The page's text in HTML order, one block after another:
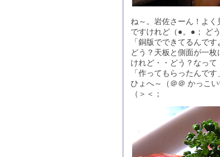
ね～。岩佐さーん！よ
ですけれど（●。●； ど
「銅版でできてるんです
どう？天板と側面が一
けれど・・どう？なって
「作ってもらったんです
ひょへ～（＠＠ かっこ
（＞＜；